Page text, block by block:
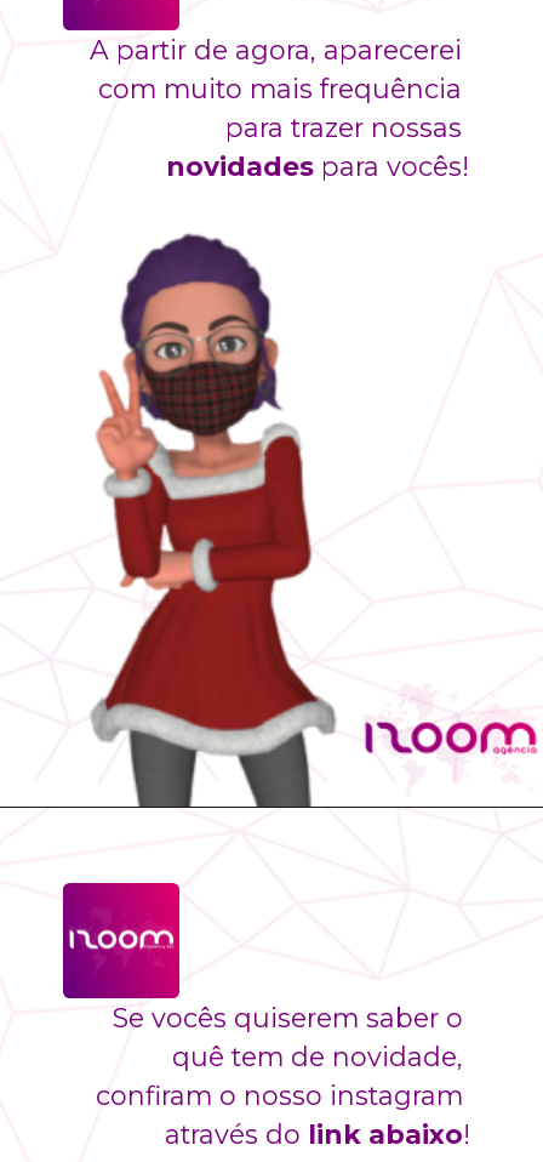
A partir de agora, aparecerei
com muito mais frequência
novidades para vocês!
Se vocês quiserem saber o
quê tem de novidade,
confiram o nosso instagram
através do link abaixo!